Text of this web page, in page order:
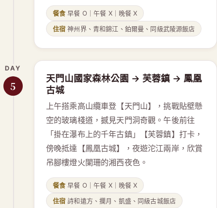
餐食 早餐 O｜午餐 X｜晚餐 X
住宿 神州界、青和錦江、鉑爾曼、同級武陵源飯店
DAY
5
天門山國家森林公園 → 芙蓉鎮 → 鳳凰
古城
上午搭乘高山纜車登【天門山】，挑戰貼壁懸
空的玻璃棧道，撼見天門洞奇觀。午後前往
「掛在瀑布上的千年古鎮」【芙蓉鎮】打卡，
傍晚抵達【鳳凰古城】，夜遊沱江兩岸，欣賞
吊腳樓燈火闌珊的湘西夜色。
餐食 早餐 O｜午餐 X｜晚餐 X
住宿 詩和遠方、攔月、凱盛、同級古城飯店